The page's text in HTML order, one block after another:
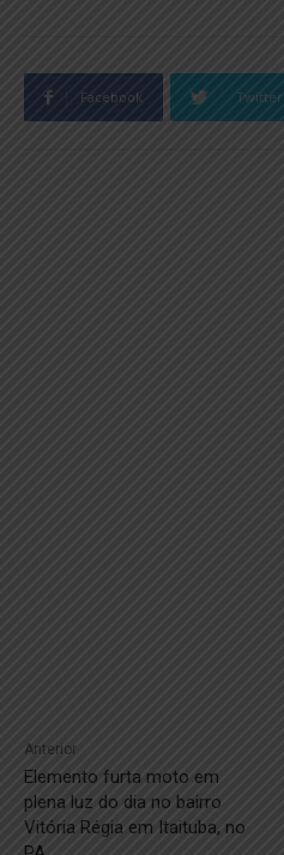
Facebook Twitter
Anterior
Elemento furta moto em
plena luz do dia no bairro
Vitória Régia em Itaituba, no